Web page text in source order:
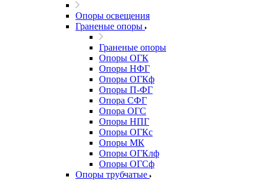
Опоры освещения
Граненые опоры
Граненые опоры
Опоры ОГК
Опоры НФГ
Опоры ОГКф
Опоры П-ФГ
Опора СФГ
Опора ОГС
Опоры НПГ
Опоры ОГКс
Опоры МК
Опоры ОГКлф
Опоры ОГСф
Опоры трубчатые